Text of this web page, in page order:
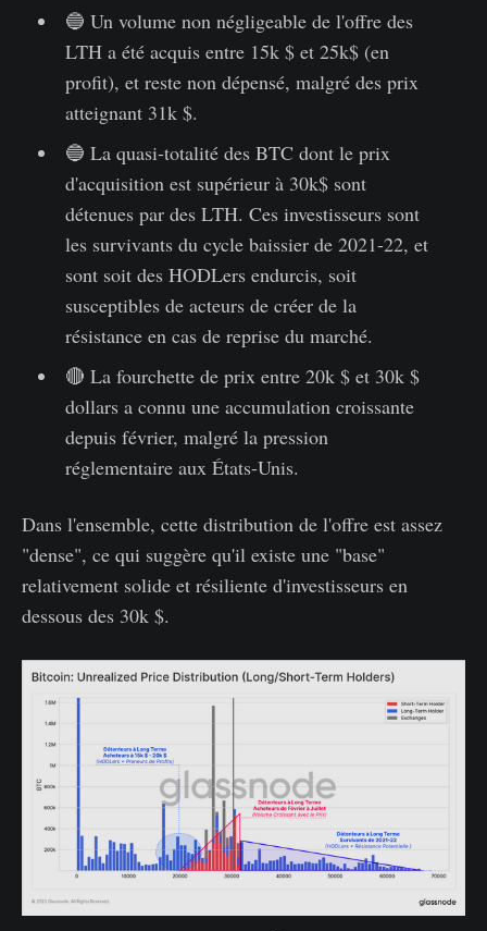
🔵 Un volume non négligeable de l'offre des
LTH a été acquis entre 15k $ et 25k$ (en
profit), et reste non dépensé, malgré des prix
atteignant 31k $.
🔵 La quasi-totalité des BTC dont le prix
d'acquisition est supérieur à 30k$ sont
détenues par des LTH. Ces investisseurs sont
les survivants du cycle baissier de 2021-22, et
sont soit des HODLers endurcis, soit
susceptibles de acteurs de créer de la
résistance en cas de reprise du marché.
🔴 La fourchette de prix entre 20k $ et 30k $
dollars a connu une accumulation croissante
depuis février, malgré la pression
réglementaire aux États-Unis.
Dans l'ensemble, cette distribution de l'offre est assez
"dense", ce qui suggère qu'il existe une "base"
relativement solide et résiliente d'investisseurs en
dessous des 30k $.